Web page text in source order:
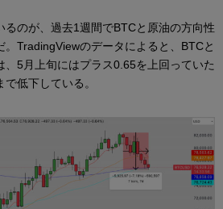
るのが、過去1週間でBTCと原油の方向性
TradingViewのデータによると、BTCと
、5月上旬にはプラス0.65を上回っていた
低下している。